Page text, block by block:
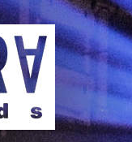
Sakara